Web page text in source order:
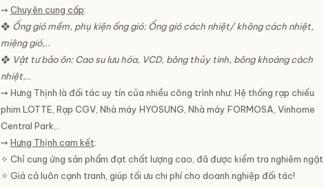
➙ Chuyên cung cấp:
❖ Ống gió mềm, phụ kiện ống gió: Ống gió cách nhiệt/ không cách nhiệt,
miệng gió,..
❖ Vật tư bảo ôn: Cao su lưu hóa, VCD, bông thủy tinh, bông khoáng cách
nhiệt,..
➙ Hưng Thịnh là đối tác uy tín của nhiều công trình như: Hệ thống rạp chiếu
phim LOTTE, Rạp CGV, Nhà máy HYOSUNG, Nhà máy FORMOSA, Vinhome
Central Park,..
➙ Hưng Thịnh cam kết:
✧ Chỉ cung ứng sản phẩm đạt chất lượng cao, đã được kiểm tra nghiêm ngặt
✧ Giá cả luôn cạnh tranh, giúp tối ưu chi phí cho doanh nghiệp đối tác!